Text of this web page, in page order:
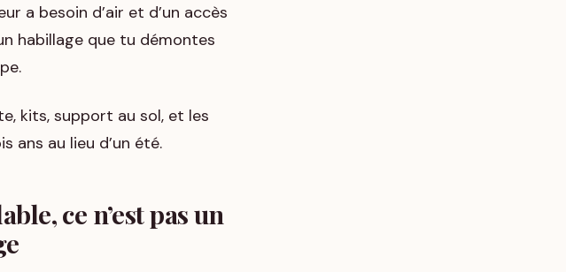
a besoin d’air et d’un accès
habillage que tu démontes
kits, support au sol, et les
ans au lieu d’un été.
ce n’est pas un